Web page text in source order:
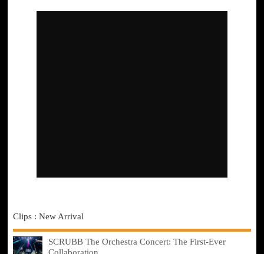
Clips : New Arrival
SCRUBB The Orchestra Concert: The First-Ever
Collaboration